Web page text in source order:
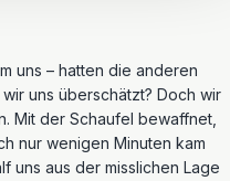
uns – hatten die anderen
uns überschätzt? Doch wir
Mit der Schaufel bewaffnet,
nur wenigen Minuten kam
uns aus der misslichen Lage